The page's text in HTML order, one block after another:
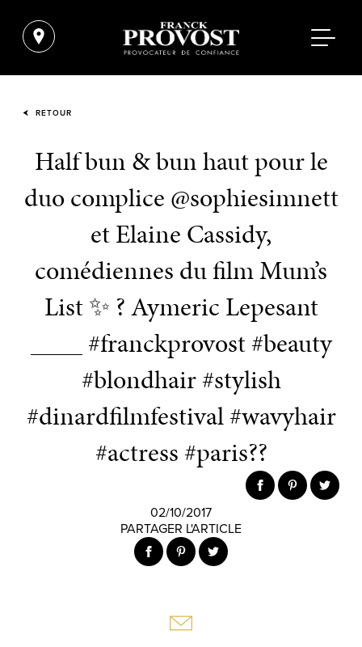
RETOUR
Half bun & bun haut pour le
duo complice @sophiesimnett
et Elaine Cassidy,
comédiennes du film Mum’s
List ✨ ? Aymeric Lepesant
____ #franckprovost #beauty
#blondhair #stylish
#dinardfilmfestival #wavyhair
#actress #paris??
02/10/2017
PARTAGER L'ARTICLE